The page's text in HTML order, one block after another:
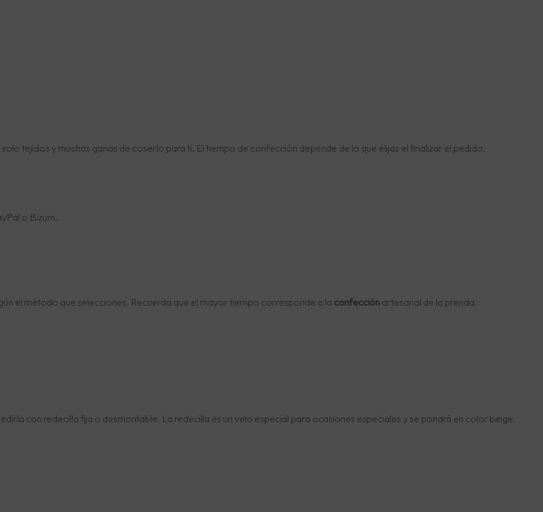
solo tejidos y muchas ganas de coserlo para ti. El tiempo de confección depende de lo que elijas el finalizar el pedido.
o Bizum.
el método que selecciones. Recuerda que el mayor tiempo corresponde a la confección artesanal de la prenda.
con redecilla fija o desmontable. La redecilla es un velo especial para ocasiones especiales y se pondrá en color beige.